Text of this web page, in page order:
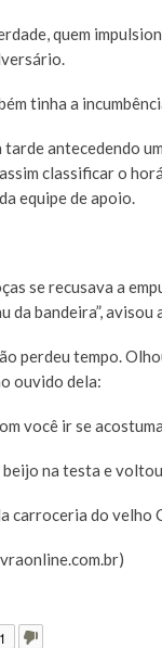
quem
tinha a
tarde antecedendo
classificar o
equipe de apoio.
se recusava a
da bandeira”,
perdeu tempo.
ouvido dela:
você ir se
beijo na testa e
carroceria do velho
1